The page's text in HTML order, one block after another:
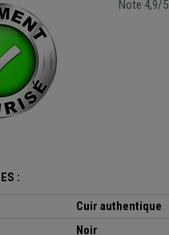
Note 4,9/5
:
Cuir authentique
Noir